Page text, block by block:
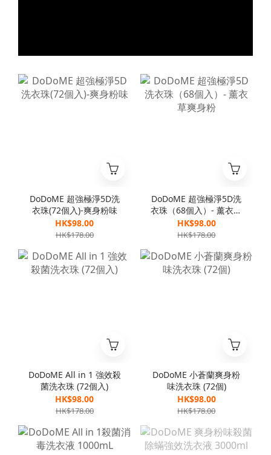
DoDoME 超強極淨5D洗
衣珠(72個入)-爽身粉味
HK$98.00
HK$178.00
DoDoME 超強極淨5D洗
衣珠（68個入）- 薰衣草
爽身粉
HK$98.00
HK$178.00
DoDoME All in 1 強效殺
菌洗衣珠 (72個入)
HK$98.00
HK$178.00
DoDoME 小蒼蘭爽身粉
味洗衣珠 (72個)
HK$98.00
HK$178.00